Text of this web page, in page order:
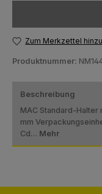
Zum Merkzettel
Produktnummer:
Beschreibung
MAC Standard-Halter
mm
Cd… Mehr